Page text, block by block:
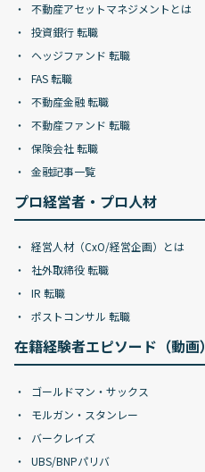
不動産アセットマネジメントとは
投資銀行 転職
ヘッジファンド 転職
FAS 転職
不動産金融 転職
不動産ファンド 転職
保険会社 転職
金融記事一覧
プロ経営者・プロ人材
経営人材（CxO/経営企画）とは
社外取締役 転職
IR 転職
ポストコンサル 転職
在籍経験者エピソード（動画）
ゴールドマン・サックス
モルガン・スタンレー
バークレイズ
UBS/BNPパリバ